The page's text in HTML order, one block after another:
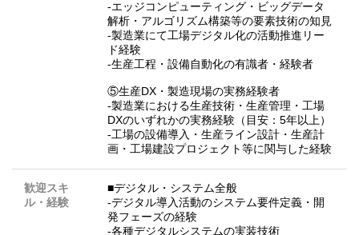
‐エッジコンピューティング・ビッグデータ
解析・アルゴリズム構築等の要素技術の知見
‐製造業にて工場デジタル化の活動推進リー
ド経験
‐生産工程・設備自動化の有識者・経験者
⑤生産DX・製造現場の実務経験者
‐製造業における生産技術・生産管理・工場
DXのいずれかの実務経験（目安：5年以上）
‐工場の設備導入・生産ライン設計・生産計
画・工場建設プロジェクト等に関与した経験
歓迎スキ
ル・経験
■デジタル・システム全般
‐デジタル導入活動のシステム要件定義・開
発フェーズの経験
‐各種デジタルシステムの実装技術